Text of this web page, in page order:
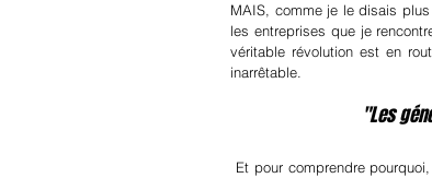
MAIS, comme je le disais
les entreprises que je
véritable révolution est en
inarrêtable.
"Les